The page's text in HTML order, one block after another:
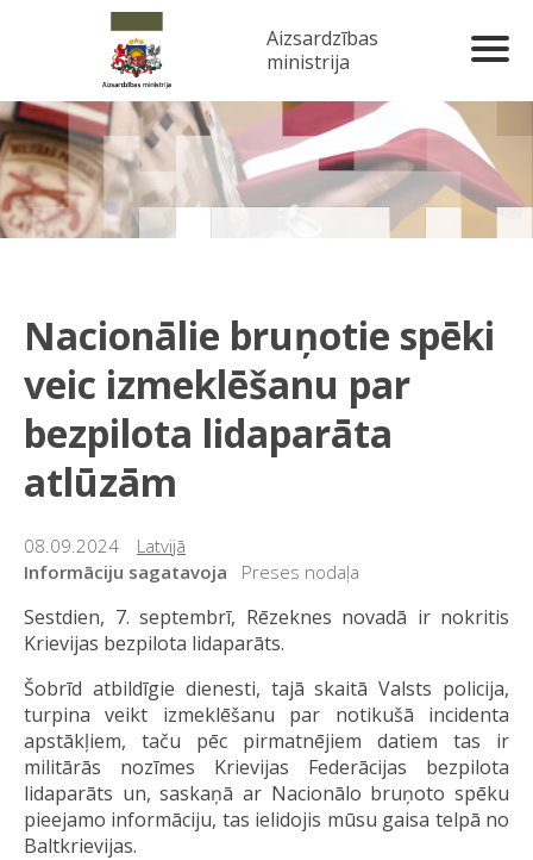
Aizsardzības
ministrija
Nacionālie bruņotie spēki
veic izmeklēšanu par
bezpilota lidaparāta
atlūzām
08.09.2024
Latvijā
Informāciju sagatavoja
Preses nodaļa
Sestdien, 7. septembrī, Rēzeknes novadā ir nokritis
Krievijas bezpilota lidaparāts.
Šobrīd atbildīgie dienesti, tajā skaitā Valsts policija,
turpina veikt izmeklēšanu par notikušā incidenta
apstākļiem, taču pēc pirmatnējiem datiem tas ir
militārās nozīmes Krievijas Federācijas bezpilota
lidaparāts un, saskaņā ar Nacionālo bruņoto spēku
pieejamo informāciju, tas ielidojis mūsu gaisa telpā no
Baltkrievijas.